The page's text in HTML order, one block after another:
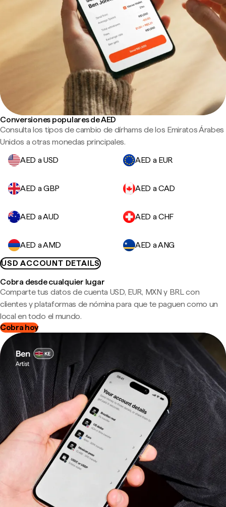
Conversiones populares de AED
Consulta los tipos de cambio de dírhams de los Emiratos Árabes
Unidos a otras monedas principales.
AED a USD
AED a EUR
AED a GBP AED a CAD
AED a AUD AED a CHF
AED a AMD
AED a ANG
USD ACCOUNT DETAILS
Cobra desde cualquier lugar
Comparte tus datos de cuenta USD, EUR, MXN y BRL con
clientes y plataformas de nómina para que te paguen como un
local en todo el mundo.
Cobra hoy